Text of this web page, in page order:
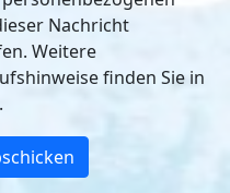
Nachricht
finden Sie in
.